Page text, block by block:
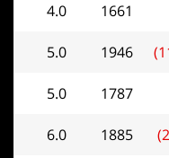
1661
4.0
1946
5.0
1787
5.0
1885
6.0